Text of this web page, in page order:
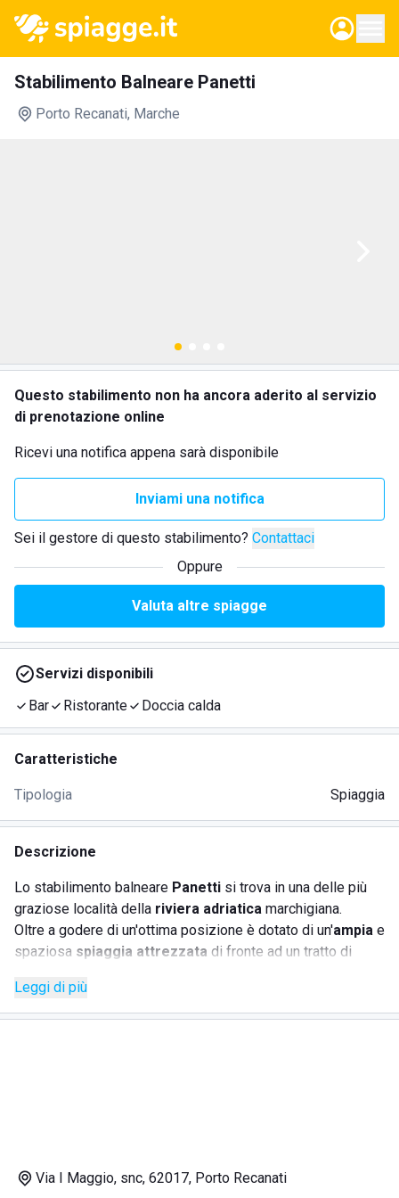
Stabilimento Balneare Panetti
Porto Recanati, Marche
Questo stabilimento non ha ancora aderito al servizio
di prenotazione online
Ricevi una notifica appena sarà disponibile
Inviami una notifica
Sei il gestore di questo stabilimento? Contattaci
Oppure
Valuta altre spiagge
Servizi disponibili
Bar
Ristorante Doccia calda
Caratteristiche
Tipologia Spiaggia
Descrizione
Lo stabilimento balneare Panetti si trova in una delle più
graziose località della riviera adriatica marchigiana.
Oltre a godere di un'ottima posizione è dotato di un'ampia e
spaziosa spiaggia attrezzata di fronte ad un tratto di
stabilimento sarà disponibile a prepararvi ottimi
dal propriobare gustosipranziper permettervi di
spiaggia con ingresso dal lungomarevia I Maggio
Leggi di più
Via I Maggio, snc, 62017, Porto Recanati